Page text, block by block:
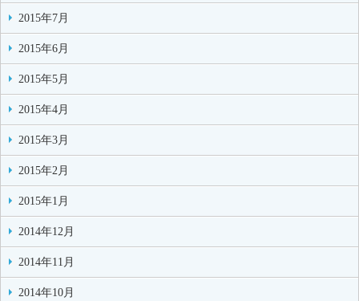
2015年7月
2015年6月
2015年5月
2015年4月
2015年3月
2015年2月
2015年1月
2014年12月
2014年11月
2014年10月